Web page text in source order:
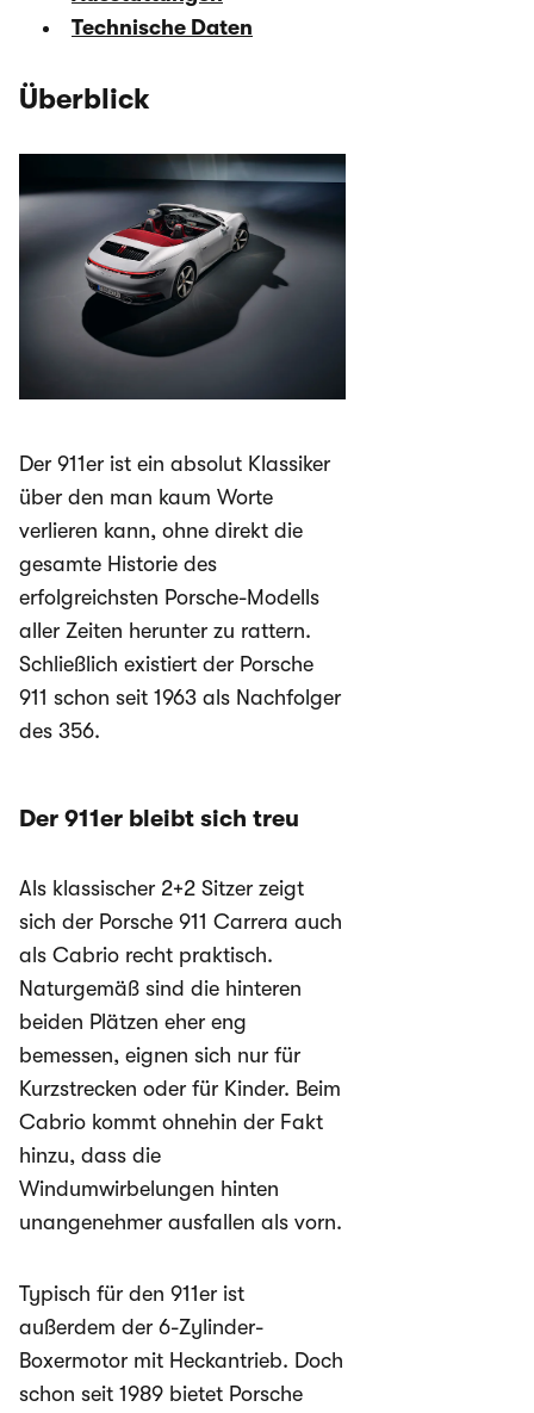
Technische Daten
Überblick
Der 911er ist ein absolut Klassiker
über den man kaum Worte
verlieren kann, ohne direkt die
gesamte Historie des
erfolgreichsten Porsche-Modells
aller Zeiten herunter zu rattern.
Schließlich existiert der Porsche
911 schon seit 1963 als Nachfolger
des 356.
Der 911er bleibt sich treu
Als klassischer 2+2 Sitzer zeigt
sich der Porsche 911 Carrera auch
als Cabrio recht praktisch.
Naturgemäß sind die hinteren
beiden Plätzen eher eng
bemessen, eignen sich nur für
Kurzstrecken oder für Kinder. Beim
Cabrio kommt ohnehin der Fakt
hinzu, dass die
Windumwirbelungen hinten
unangenehmer ausfallen als vorn.
Typisch für den 911er ist
außerdem der 6-Zylinder-
Boxermotor mit Heckantrieb. Doch
schon seit 1989 bietet Porsche